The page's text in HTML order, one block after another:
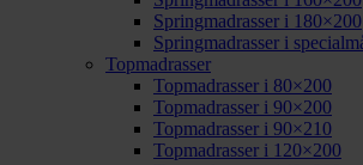
Springmadrasser i 180×200
Springmadrasser i
Topmadrasser
Topmadrasser i 80×200
Topmadrasser i 90×200
Topmadrasser i 90×210
Topmadrasser i 120×200